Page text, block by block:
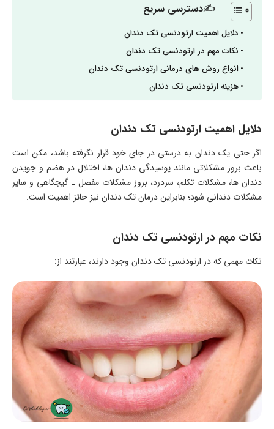
✍دسترسی سریع
دلایل اهمیت ارتودنسی تک دندان
نکات مهم در ارتودنسی تک دندان
انواع روش های درمانی ارتودنسی تک دندان
هزینه ارتودنسی تک دندان
دلایل اهمیت ارتودنسی تک دندان
اگر حتی یک دندان به درستی در جای خود قرار نگرفته باشد، مکن است
باعث بروز مشکلاتی مانند پوسیدگی دندان ها، اختلال در هضم و جویدن
دندان ها، مشکلات تکلم، سردرد، بروز مشکلات مفصل ـ گیجگاهی و سایر
مشکلات دندانی شود؛ بنابراین درمان تک دندان نیز حائز اهمیت است.
نکات مهم در ارتودنسی تک دندان
نکات مهمی که در ارتودنسی تک دندان وجود دارند، عبارتند از: